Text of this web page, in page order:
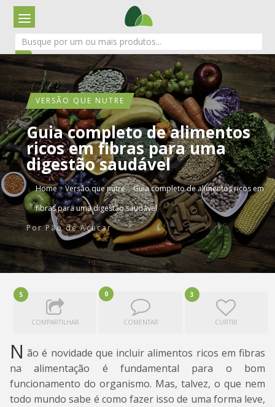
VERSÃO QUE NUTRE
Guia completo de alimentos
ricos em fibras para uma
digestão saudável
Home › Versão que nutre › Guia completo de alimentos ricos em
fibras para uma digestão saudável
PorPão de Açucar
5
COMPARTILHAR
0
COMENTAR
3
CURTIR
N ão é novidade que incluir alimentos ricos em fibras
na alimentação é fundamental para o bom
funcionamento do organismo. Mas, talvez, o que nem
todo mundo sabe é como fazer isso de uma forma leve,